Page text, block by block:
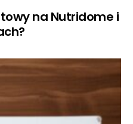
na Nutridome i